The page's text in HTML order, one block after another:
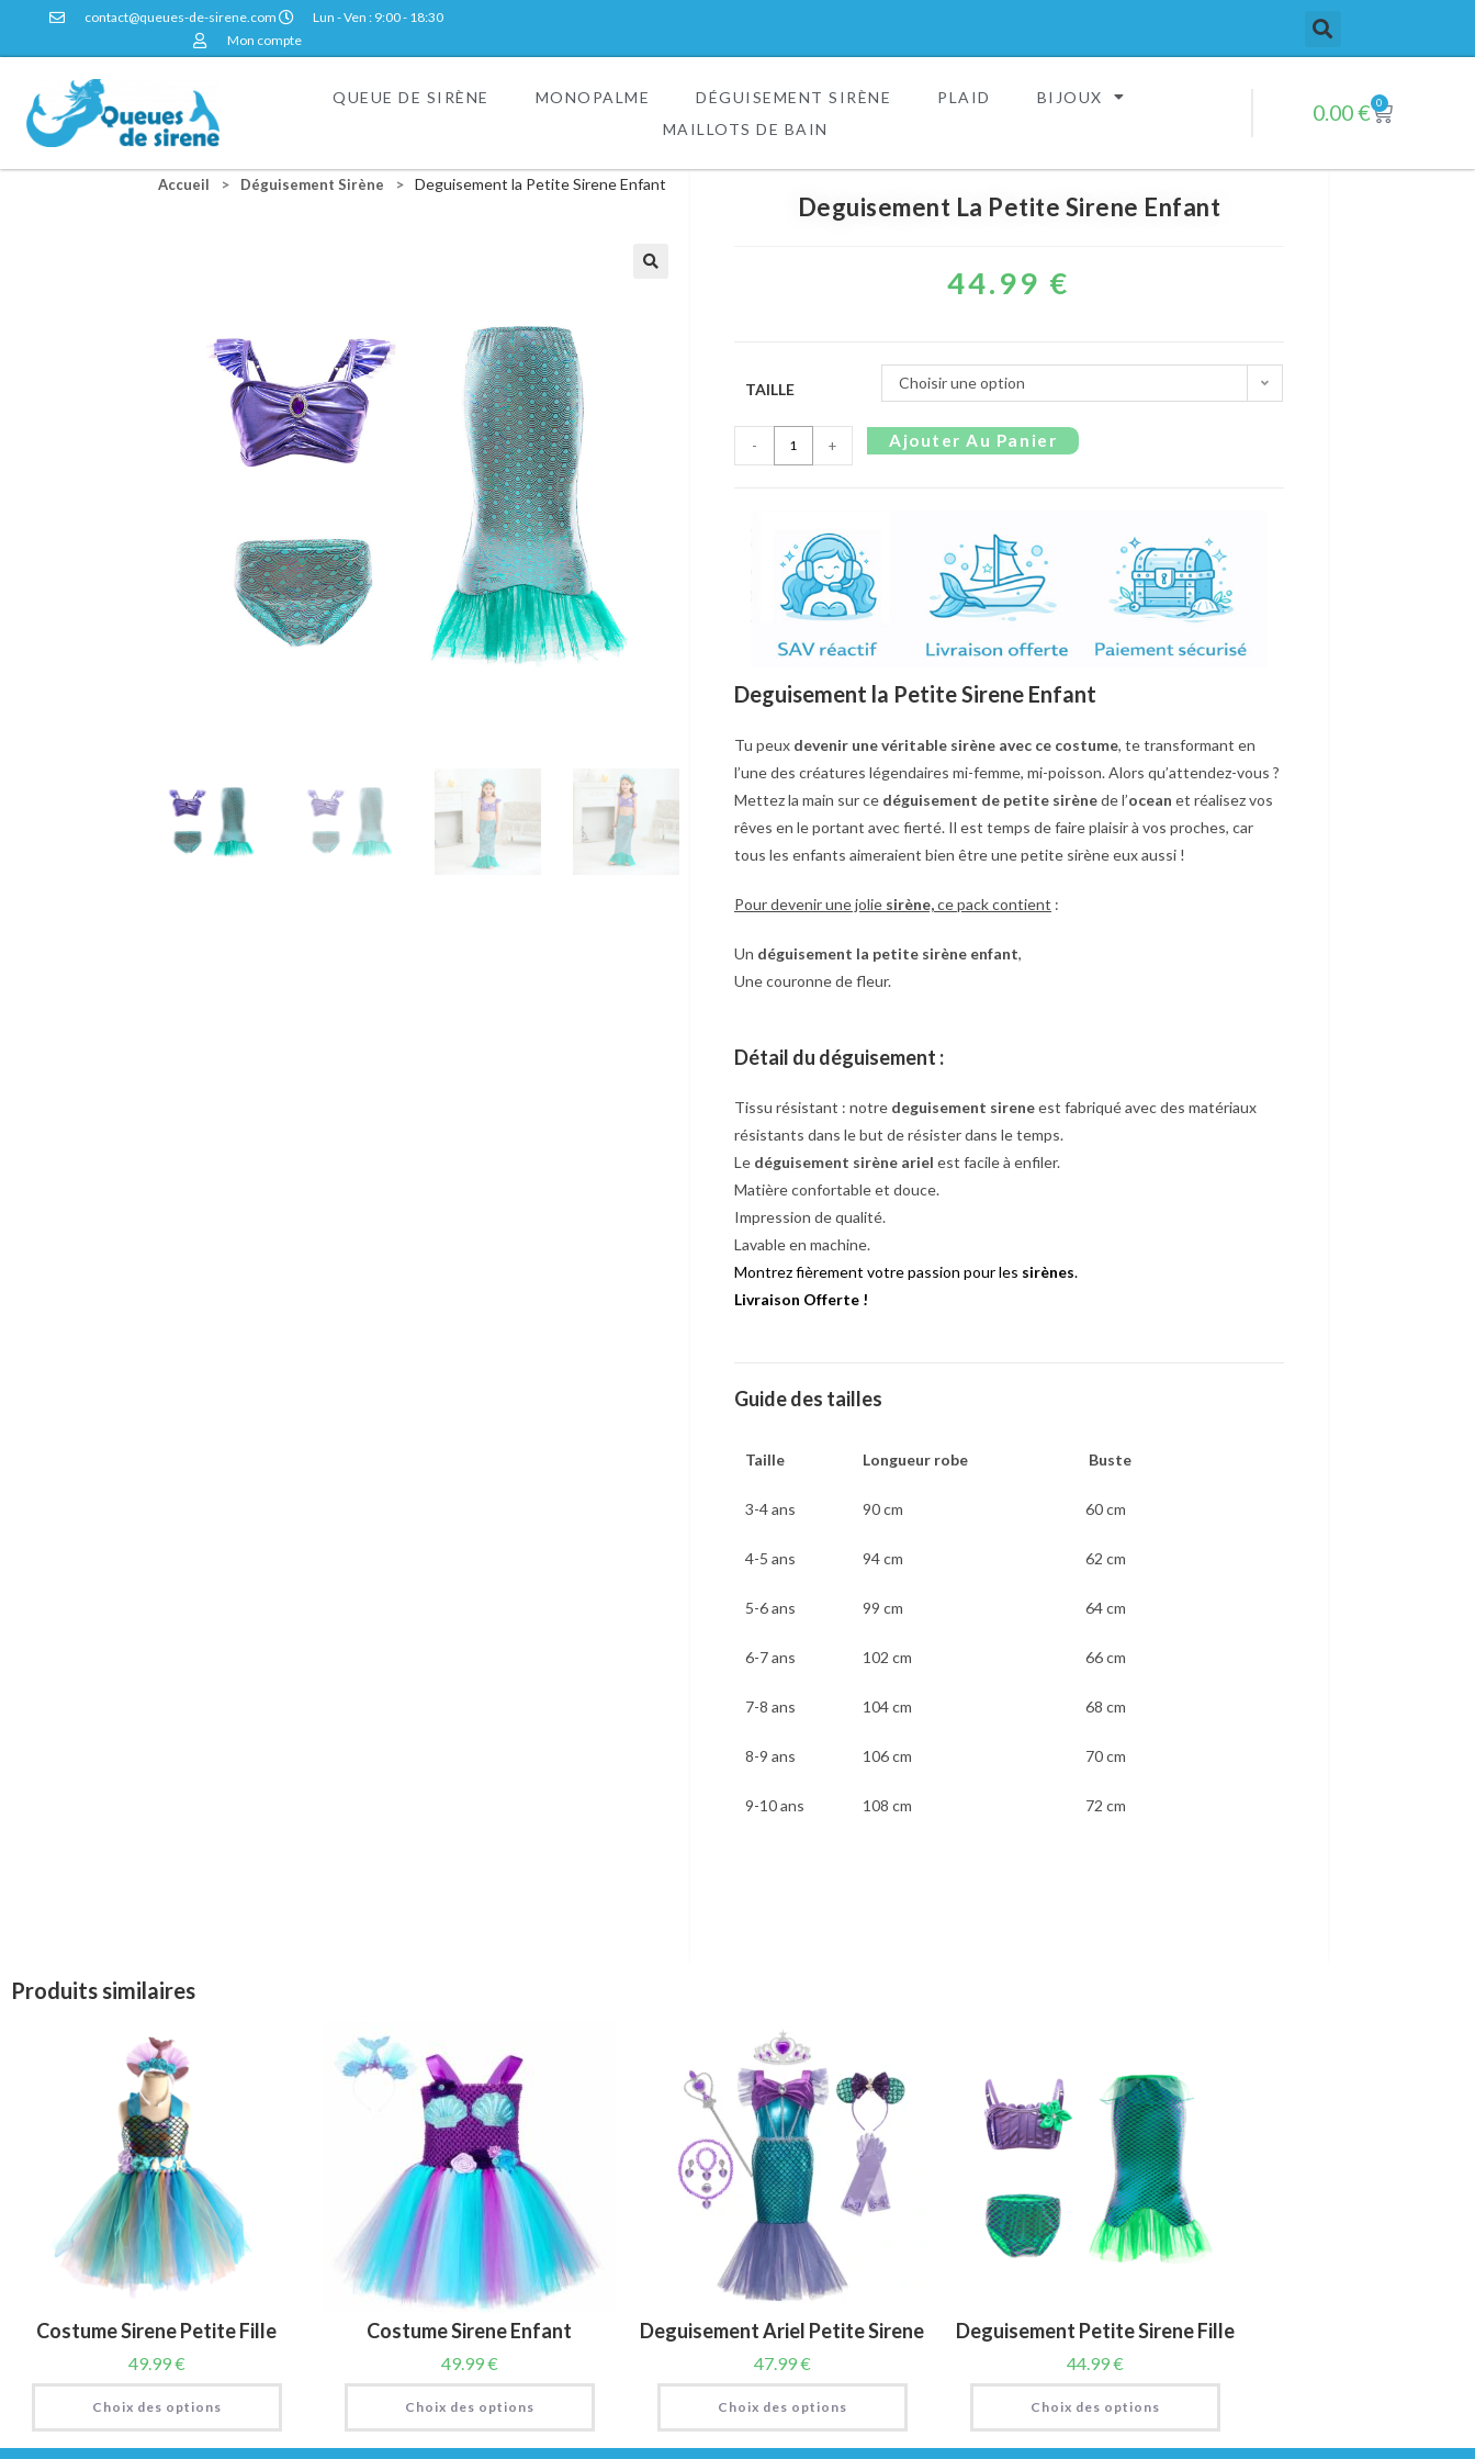
contact@queues-de-sirene.com
Lun - Ven : 9:00 - 18:30
Mon compte
QUEUE DE SIRÈNE MONOPALME DÉGUISEMENT SIRÈNE PLAID
BIJOUX
MAILLOTS DE BAIN
0.00€ 0
Accueil > Déguisement Sirène > Deguisement la Petite Sirene Enfant
Deguisement La Petite Sirene Enfant
44.99 €
TAILLE Choisir une option
- + Ajouter Au Panier
Deguisement la Petite Sirene Enfant
Tu peux devenir une véritable sirène avec ce costume, te transformant en
l’une des créatures légendaires mi-femme, mi-poisson. Alors qu’attendez-vous ?
Mettez la main sur ce déguisement de petite sirènede l’ocean et réalisez vos
rêves en le portant avec fierté. Il est temps de faire plaisir à vos proches, car
tous les enfants aimeraient bien être une petite sirène eux aussi !
Pour devenir une jolie sirène,ce pack contient :
Un déguisement la petite sirène enfant,
Une couronne de fleur.
Détail du déguisement :
Tissu résistant : notre deguisement sireneest fabriqué avec des matériaux
résistants dans le but de résister dans le temps.
Le déguisement sirène ariel est facile à enfiler.
Matière confortable et douce.
Impression de qualité.
Lavable en machine.
Montrez fièrement votre passion pour les sirènes.
Livraison Offerte !
Guide des tailles
Taille Longueur robe Buste
3-4 ans 90 cm 60 cm
4-5 ans 94 cm 62 cm
5-6 ans 99 cm 64 cm
6-7 ans 102 cm 66 cm
7-8 ans 104 cm 68 cm
8-9 ans 106 cm 70 cm
9-10 ans 108 cm 72 cm
Produits similaires
Costume Sirene Petite Fille
49.99€
Choix des options
Costume Sirene Enfant
49.99€
Choix des options
Deguisement Ariel Petite Sirene
47.99€
Choix des options
Deguisement Petite Sirene Fille
44.99€
Choix des options